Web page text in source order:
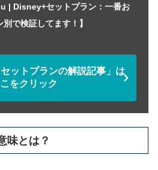
| Disney+セットプラン：一番お
で検証してます！】
ットプランの解説記事」は
をクリック
味とは？